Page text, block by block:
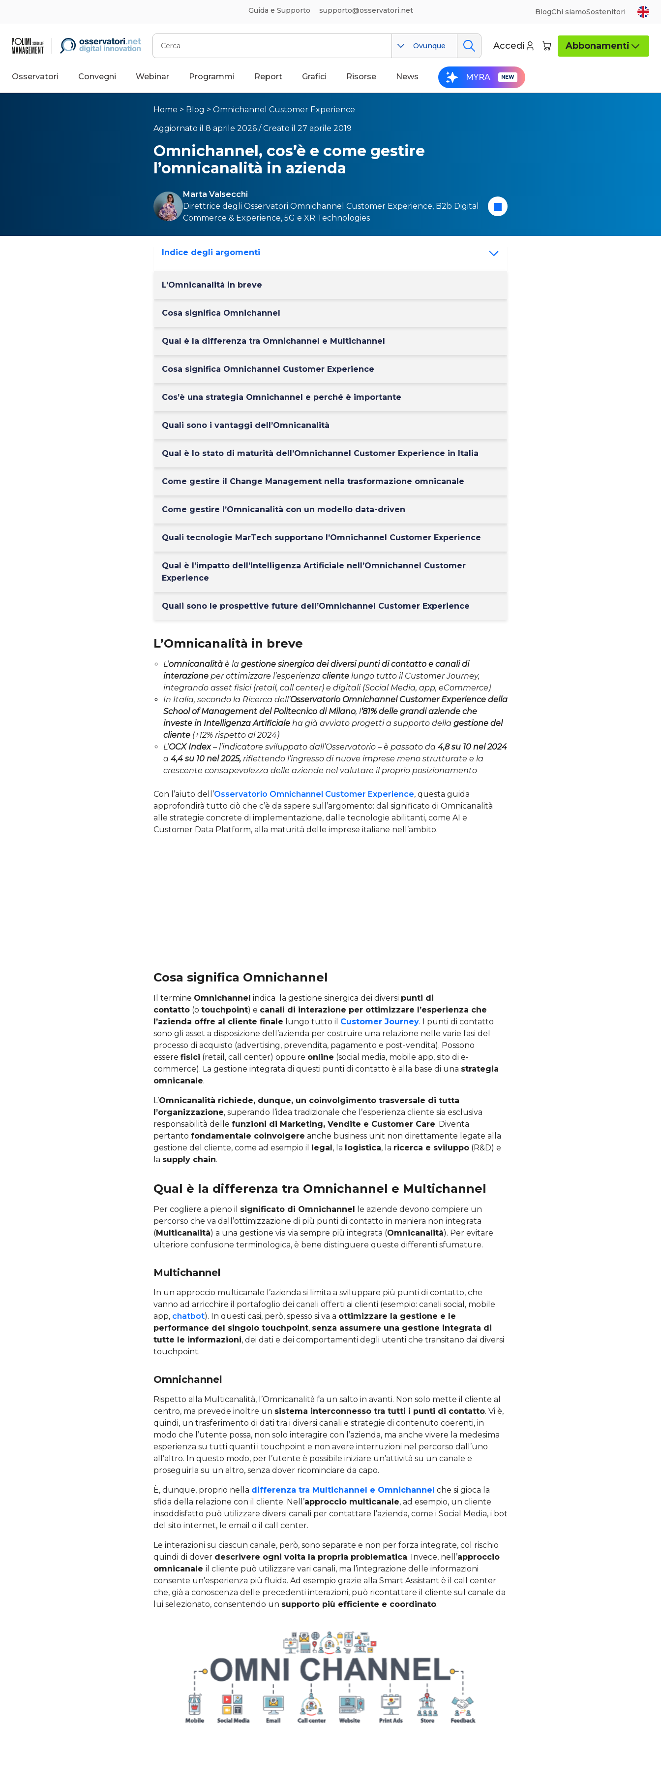
Guida e Supporto supporto@osservatori.net BlogChi siamoSostenitori
Cerca
Ovunque Accedi Abbonamenti
Osservatori Convegni Webinar Programmi Report Grafici Risorse News MYRA
Home > Blog > Omnichannel Customer Experience
Aggiornato il 8 aprile 2026 / Creato il 27 aprile 2019
Omnichannel, cos’è e come gestire
l’omnicanalità in azienda
Marta Valsecchi
Direttrice degli Osservatori Omnichannel Customer Experience, B2b Digital
Commerce & Experience, 5G e XR Technologies
Indice degli argomenti
L’Omnicanalità in breve
Cosa significa Omnichannel
Qual è la differenza tra Omnichannel e Multichannel
Cosa significa Omnichannel Customer Experience
Cos’è una strategia Omnichannel e perché è importante
Quali sono i vantaggi dell’Omnicanalità
Qual è lo stato di maturità dell’Omnichannel Customer Experience in Italia
Come gestire il Change Management nella trasformazione omnicanale
Come gestire l’Omnicanalità con un modello data-driven
Quali tecnologie MarTech supportano l’Omnichannel Customer Experience
Qual è l’impatto dell’Intelligenza Artificiale nell’Omnichannel Customer
Experience
Quali sono le prospettive future dell’Omnichannel Customer Experience
L’Omnicanalità in breve
L’omnicanalità è la gestione sinergica dei diversi punti di contatto e canali di
interazione per ottimizzare l’esperienza cliente lungo tutto il Customer Journey,
integrando asset fisici (retail, call center) e digitali (Social Media, app, eCommerce)
In Italia, secondo la Ricerca dell’Osservatorio Omnichannel Customer Experience della
School of Management del Politecnico di Milano, l‘81% delle grandi aziende che
investe in Intelligenza Artificiale ha già avviato progetti a supporto della gestione del
cliente (+12% rispetto al 2024)
L’OCX Index– l’indicatore sviluppato dall’Osservatorio – è passato da 4,8 su 10 nel 2024
a 4,4 su 10 nel 2025, riflettendo l’ingresso di nuove imprese meno strutturate e la
crescente consapevolezza delle aziende nel valutare il proprio posizionamento
Con l’aiuto dell’Osservatorio Omnichannel Customer Experience, questa guida
approfondirà tutto ciò che c’è da sapere sull’argomento: dal significato di Omnicanalità
alle strategie concrete di implementazione, dalle tecnologie abilitanti, come AI e
Customer Data Platform, alla maturità delle imprese italiane nell’ambito.
Cosa significa Omnichannel
Il termine Omnichannel indica la gestione sinergica dei diversi punti di
contatto (o touchpoint) e canali di interazione per ottimizzare l’esperienza che
l’azienda offre al cliente finale lungo tutto il Customer Journey. I punti di contatto
sono gli asset a disposizione dell’azienda per costruire una relazione nelle varie fasi del
processo di acquisto (advertising, prevendita, pagamento e post-vendita). Possono
essere fisici (retail, call center) oppure online (social media, mobile app, sito di e-
commerce). La gestione integrata di questi punti di contatto è alla base di una strategia
omnicanale.
L’Omnicanalità richiede, dunque, un coinvolgimento trasversale di tutta
l’organizzazione, superando l’idea tradizionale che l’esperienza cliente sia esclusiva
responsabilità delle funzioni di Marketing, Vendite e Customer Care. Diventa
pertanto fondamentale coinvolgere anche business unit non direttamente legate alla
gestione del cliente, come ad esempio il legal, la logistica, la ricerca e sviluppo (R&D) e
la supply chain.
Qual è la differenza tra Omnichannel e Multichannel
Per cogliere a pieno il significato di Omnichannel le aziende devono compiere un
percorso che va dall’ottimizzazione di più punti di contatto in maniera non integrata
(Multicanalità) a una gestione via via sempre più integrata (Omnicanalità). Per evitare
ulteriore confusione terminologica, è bene distinguere queste differenti sfumature.
Multichannel
In un approccio multicanale l’azienda si limita a sviluppare più punti di contatto, che
vanno ad arricchire il portafoglio dei canali offerti ai clienti (esempio: canali social, mobile
app, chatbot). In questi casi, però, spesso si va a ottimizzare la gestione e le
performance del singolo touchpoint, senza assumere una gestione integrata di
tutte le informazioni, dei dati e dei comportamenti degli utenti che transitano dai diversi
touchpoint.
Omnichannel
Rispetto alla Multicanalità, l’Omnicanalità fa un salto in avanti. Non solo mette il cliente al
centro, ma prevede inoltre un sistema interconnesso tra tutti i punti di contatto. Vi è,
quindi, un trasferimento di dati tra i diversi canali e strategie di contenuto coerenti, in
modo che l’utente possa, non solo interagire con l’azienda, ma anche vivere la medesima
esperienza su tutti quanti i touchpoint e non avere interruzioni nel percorso dall’uno
all’altro. In questo modo, per l’utente è possibile iniziare un’attività su un canale e
proseguirla su un altro, senza dover ricominciare da capo.
È, dunque, proprio nella differenza tra Multichannel e Omnichannel che si gioca la
sfida della relazione con il cliente. Nell’approccio multicanale, ad esempio, un cliente
insoddisfatto può utilizzare diversi canali per contattare l’azienda, come i Social Media, i bot
del sito internet, le email o il call center.
Le interazioni su ciascun canale, però, sono separate e non per forza integrate, col rischio
quindi di dover descrivere ogni volta la propria problematica. Invece, nell’approccio
omnicanale il cliente può utilizzare vari canali, ma l’integrazione delle informazioni
consente un’esperienza più fluida. Ad esempio grazie alla Smart Assistant è il call center
che, già a conoscenza delle precedenti interazioni, può ricontattare il cliente sul canale da
lui selezionato, consentendo un supporto più efficiente e coordinato.